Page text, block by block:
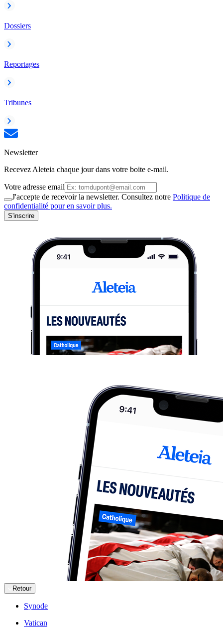
Dossiers
Reportages
Tribunes
Newsletter
Recevez Aleteia chaque jour dans votre boite e-mail.
Votre adresse email
J'accepte de recevoir la newsletter. Consultez notre Politique de
confidentialité pour en savoir plus.
S'inscrire
Retour
Synode
Vatican